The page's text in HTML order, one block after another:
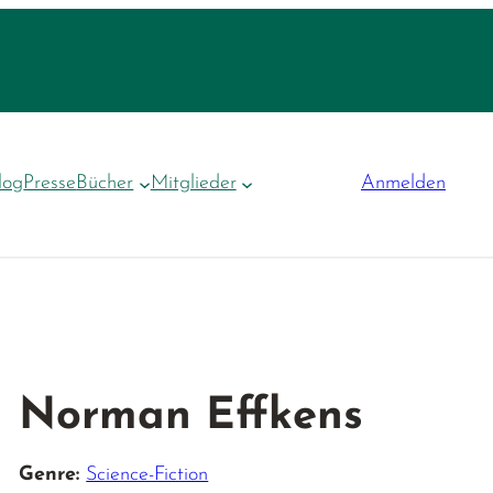
PresseBücher Mitglieder Anmelden
Norman Effkens
Genre: Science-Fiction